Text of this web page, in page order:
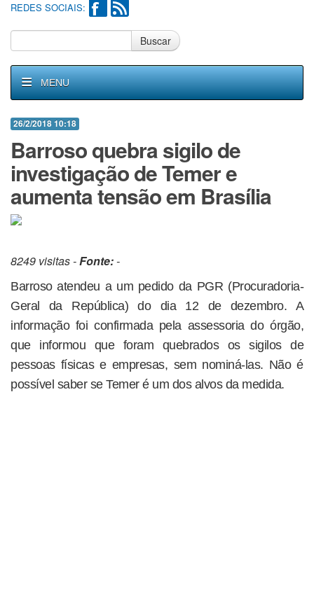
REDES SOCIAIS:
Buscar
MENU
26/2/2018 10:18
Barroso quebra sigilo de
investigação de Temer e
aumenta tensão em Brasília
8249 visitas -Fonte:-
Barroso atendeu a um pedido da PGR (Procuradoria-
Geral da República) do dia 12 de dezembro. A
informação foi confirmada pela assessoria do órgão,
que informou que foram quebrados os sigilos de
pessoas físicas e empresas, sem nominá-las. Não é
possível saber se Temer é um dos alvos da medida.